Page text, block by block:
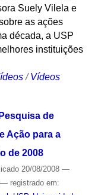
Suely Vilela e
as ações
década, a USP
instituições
/Vídeos
de
Ação para a
de 2008
20/08/2008 —
— registrado em: